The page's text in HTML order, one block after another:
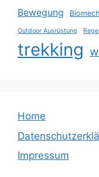
Bewegung
Outdoor Ausrüstung
trekking
Home
Impressum